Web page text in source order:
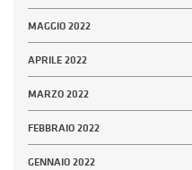
MAGGIO 2022
APRILE 2022
MARZO 2022
FEBBRAIO 2022
GENNAIO 2022